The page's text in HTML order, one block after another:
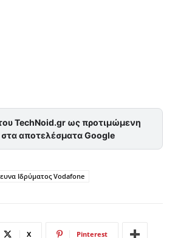
TechNoid.gr ως προτιμώμενη
αποτελέσματα Google
Ιδρύματος Vodafone
X Pinterest